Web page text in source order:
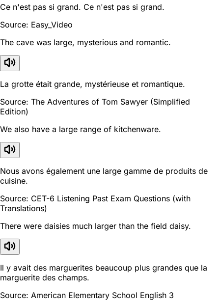
Ce n'est pas si grand. Ce n'est pas si grand.
Source: Easy_Video
The cave was large, mysterious and romantic.
La grotte était grande, mystérieuse et romantique.
Source: The Adventures of Tom Sawyer (Simplified
Edition)
We also have a large range of kitchenware.
Nous avons également une large gamme de produits de
cuisine.
Source: CET-6 Listening Past Exam Questions (with
Translations)
There were daisies much larger than the field daisy.
Il y avait des marguerites beaucoup plus grandes que la
marguerite des champs.
Source: American Elementary School English 3